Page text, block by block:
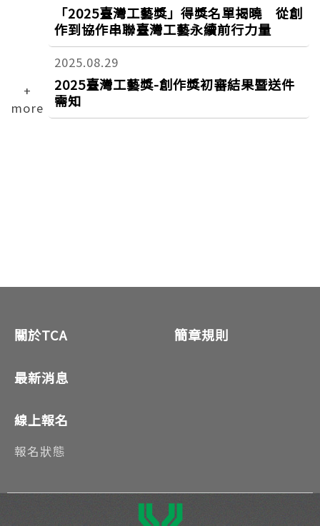
「2025臺灣工藝獎」得獎名單揭曉 從創
作到協作串聯臺灣工藝永續前行力量
2025.08.29
2025臺灣工藝獎-創作獎初審結果暨送件
需知
+
more
關於TCA 簡章規則
最新消息
線上報名
報名狀態